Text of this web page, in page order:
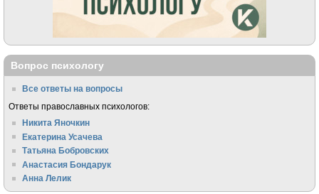
Вопрос психологу
Все ответы на вопросы
Ответы православных психологов:
Никита Яночкин
Екатерина Усачева
Татьяна Бобровских
Анастасия Бондарук
Анна Лелик